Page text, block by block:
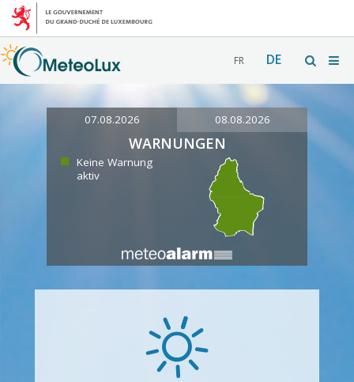
FR DE
07.08.2026 08.08.2026
WARNUNGEN
Keine Warnung
aktiv